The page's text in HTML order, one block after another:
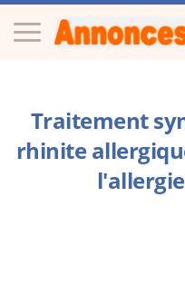
Traitement
rhinite